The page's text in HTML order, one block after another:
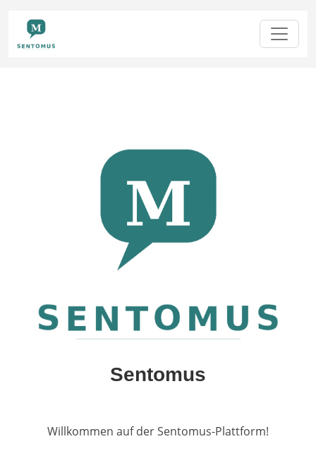
Sentomus
Willkommen auf der Sentomus-Plattform!